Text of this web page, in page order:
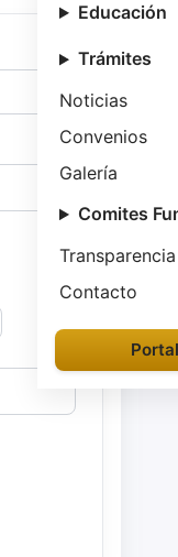
Educación
Trámites
Noticias
Convenios
Galería
Comites
Transparencia
Contacto